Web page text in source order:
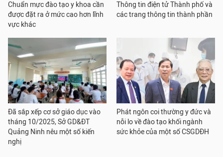
Chuẩn mực đào tạo y khoa cần
được đặt ra ở mức cao hơn lĩnh
vực khác
Thông tin điện tử Thành phố và
các trang thông tin thành phần
Đã sắp xếp cơ sở giáo dục vào
tháng 10/2025, Sở GD&ĐT
Quảng Ninh nêu một số kiến
nghị
Phát ngôn coi thường y đức và
nỗi lo về đào tạo khối ngành
sức khỏe của một số CSGDĐH